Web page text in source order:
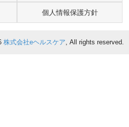
個人情報保護方針
株式会社eヘルスケア , All rights reserved.